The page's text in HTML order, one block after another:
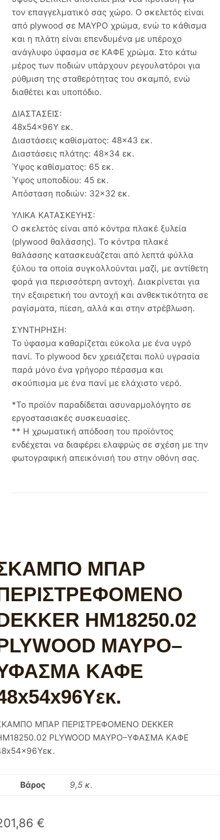
τον επαγγελματικό σας χώρο. Ο σκελετός είναι
από plywood σε ΜΑΥΡΟ χρώμα, ενώ το κάθισμα
και η πλάτη είναι επενδυμένα με υπέροχο
ανάγλυφο ύφασμα σε ΚΑΦΕ χρώμα. Στο κάτω
μέρος των ποδιών υπάρχουν ρεγουλατόροι για
ρύθμιση της σταθερότητας του σκαμπό, ενώ
διαθέτει και υποπόδιο.
ΔΙΑΣΤΑΣΕΙΣ:
48x54x96Υ εκ.
Διαστάσεις καθίσματος: 48×43 εκ.
Διαστάσεις πλάτης: 48×34 εκ.
Ύψος καθίσματος: 65 εκ.
Ύψος υποποδίου: 45 εκ.
Απόσταση ποδιών: 32×32 εκ.
ΥΛΙΚΑ ΚΑΤΑΣΚΕΥΗΣ:
Ο σκελετός είναι από κόντρα πλακέ ξυλεία
(plywood θαλάσσης). Το κόντρα πλακέ
θαλάσσης κατασκευάζεται από λεπτά φύλλα
ξύλου τα οποία συγκολλούνται μαζί, με αντίθετη
φορά για περισσότερη αντοχή. Διακρίνεται για
την εξαιρετική του αντοχή και ανθεκτικότητα σε
ραγίσματα, πίεση, αλλά και στην στρέβλωση.
ΣΥΝΤΗΡΗΣΗ:
Το ύφασμα καθαρίζεται εύκολα με ένα υγρό
πανί. Το plywood δεν χρειάζεται πολύ υγρασία
παρά μόνο ένα γρήγορο πέρασμα και
σκούπισμα με ένα πανί με ελάχιστο νερό.
*Το προϊόν παραδίδεται ασυναρμολόγητο σε
εργοστασιακές συσκευασίες.
** Η χρωματική απόδοση του προϊόντος
ενδέχεται να διαφέρει ελαφρώς σε σχέση με την
φωτογραφική απεικόνισή του στην οθόνη σας.
ΜΠΑΡ
HM18250.02
ΜΑΥΡΟ–
ΚΑΦΕ
ΜΠΑΡ ΠΕΡΙΣΤΡΕΦΟΜΕΝΟ DEKKER
PLYWOOD ΜΑΥΡΟ–ΥΦΑΣΜΑ ΚΑΦΕ
Βάρος 9,5 κ.
€